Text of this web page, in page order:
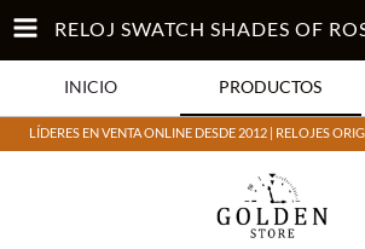
INICIO PRODUCTOS
LÍDERES EN VENTA ONLINE DESDE 2012 | RELOJES